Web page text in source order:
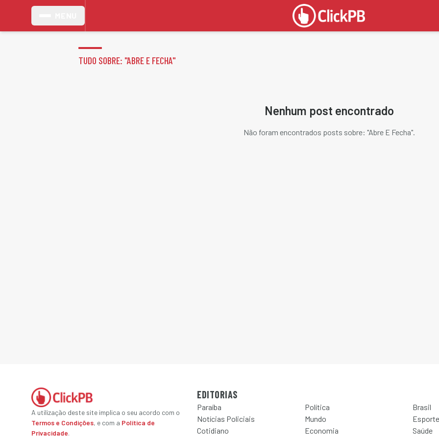
TUDO SOBRE: "ABRE E FECHA"
Nenhum post encontrado
Não foram encontrados posts sobre: "Abre E Fecha".
A utilização deste site implica o seu acordo com o
Termos e Condições, e com a Política de
Privacidade.
EDITORIAS
Paraíba Política
Brasil
Notícias Policiais
Mundo
Esporte
Cotidiano
Economia
Saúde